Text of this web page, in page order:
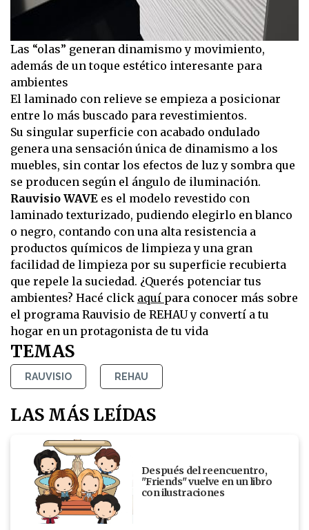
Las “olas” generan dinamismo y movimiento,
además de un toque estético interesante para
ambientes
El laminado con relieve se empieza a posicionar
entre lo más buscado para revestimientos.
Su singular superficie con acabado ondulado
genera una sensación única de dinamismo a los
muebles, sin contar los efectos de luz y sombra que
se producen según el ángulo de iluminación.
Rauvisio WAVE es el modelo revestido con
laminado texturizado, pudiendo elegirlo en blanco
o negro, contando con una alta resistencia a
productos químicos de limpieza y una gran
facilidad de limpieza por su superficie recubierta
que repele la suciedad. ¿Querés potenciar tus
ambientes? Hacé click aquí para conocer más sobre
el programa Rauvisio de REHAU y convertí a tu
hogar en un protagonista de tu vida
TEMAS
RAUVISIO REHAU
LAS MÁS LEÍDAS
Después del reencuentro,
"Friends" vuelve en un libro
con ilustraciones